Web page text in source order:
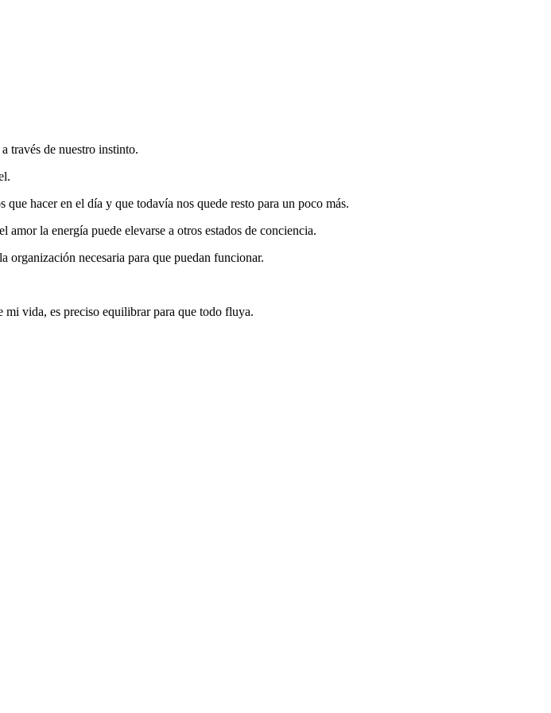
través de nuestro instinto.
hacer en el día y que todavía nos quede resto para un poco más.
la energía puede elevarse a otros estados de conciencia.
necesaria para que puedan funcionar.
vida, es preciso equilibrar para que todo fluya.